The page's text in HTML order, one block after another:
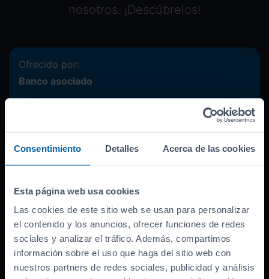
Consentimiento Detalles Acerca de las cookies
Esta página web usa cookies
Las cookies de este sitio web se usan para personalizar
el contenido y los anuncios, ofrecer funciones de redes
sociales y analizar el tráfico. Además, compartimos
información sobre el uso que haga del sitio web con
nuestros partners de redes sociales, publicidad y análisis
nosotros. ¡Descúbrelos!
Ofrecido por:
Banco asociado
37.990 €
3.000
Entrada inicial 8.748 €
Importe a financiar 26.242 €
10.99
Documentación necesaria